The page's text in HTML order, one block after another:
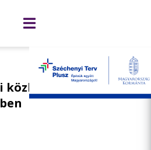
közlekedés Budafokon